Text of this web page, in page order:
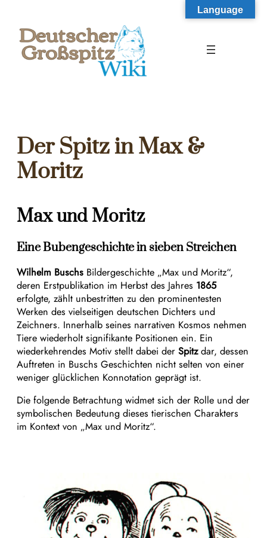
springen
Der Spitz in Max &
Moritz
Max und Moritz
Eine Bubengeschichte in sieben Streichen
Wilhelm Buschs Bildergeschichte „Max und Moritz“,
deren Erstpublikation im Herbst des Jahres 1865
erfolgte, zählt unbestritten zu den prominentesten
Werken des vielseitigen deutschen Dichters und
Zeichners. Innerhalb seines narrativen Kosmos nehmen
Tiere wiederholt signifikante Positionen ein. Ein
wiederkehrendes Motiv stellt dabei der Spitzdar, dessen
Auftreten in Buschs Geschichten nicht selten von einer
weniger glücklichen Konnotation geprägt ist.
Die folgende Betrachtung widmet sich der Rolle und der
symbolischen Bedeutung dieses tierischen Charakters
im Kontext von „Max und Moritz“.
Language